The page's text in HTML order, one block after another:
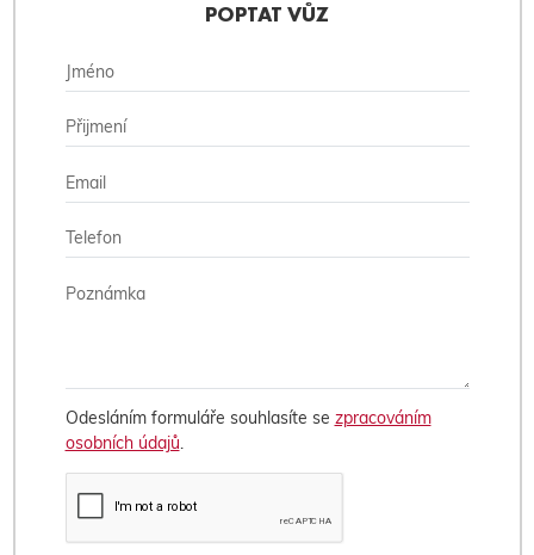
POPTAT VŮZ
Odesláním formuláře souhlasíte se zpracováním
osobních údajů.